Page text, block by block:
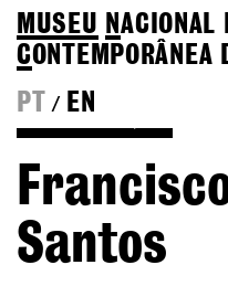
MUSEU NACIONAL
CONTEMPORÂNEA
PT
/ EN
Santos